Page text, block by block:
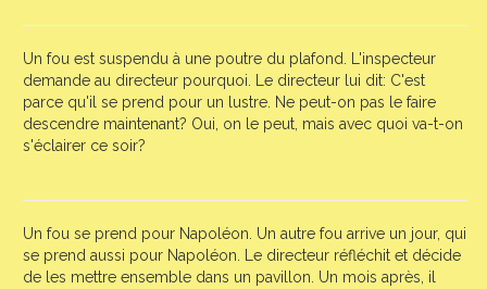
Un fou est suspendu à une poutre du plafond. L'inspecteur
demande au directeur pourquoi. Le directeur lui dit: C'est
parce qu'il se prend pour un lustre. Ne peut-on pas le faire
descendre maintenant? Oui, on le peut, mais avec quoi va-t-on
s'éclairer ce soir?
Un fou se prend pour Napoléon. Un autre fou arrive un jour, qui
se prend aussi pour Napoléon. Le directeur réfléchit et décide
de les mettre ensemble dans un pavillon. Un mois après, il